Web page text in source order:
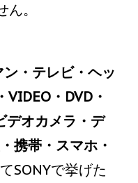
。
・テレビ・ヘッ
VIDEO・DVD・
デオカメラ・デ
携帯・スマホ・
SONYで挙げた